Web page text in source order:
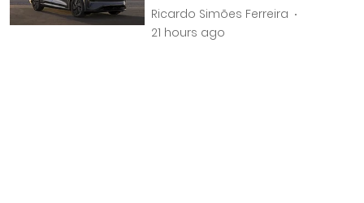
Ricardo Simões Ferreira
21 hours ago